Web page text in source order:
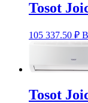
Tosot
105 337.50 ₽
Tosot